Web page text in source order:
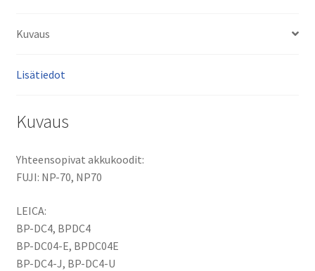
Kuvaus
Lisätiedot
Kuvaus
Yhteensopivat akkukoodit:
FUJI: NP-70, NP70
LEICA:
BP-DC4, BPDC4
BP-DC04-E, BPDC04E
BP-DC4-J, BP-DC4-U